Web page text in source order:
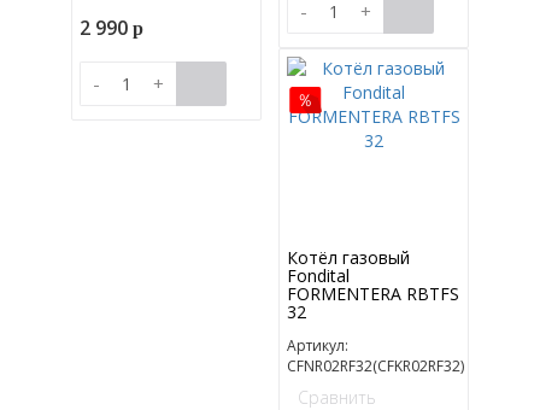
2 990p
- +
- +
Котёл газовый
Fondital
FORMENTERA RBTFS
32
Артикул:
CFNR02RF32(CFKR02RF32)
Сравнить